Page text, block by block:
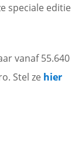
speciale editie
vanaf 55.640
Stel ze hier